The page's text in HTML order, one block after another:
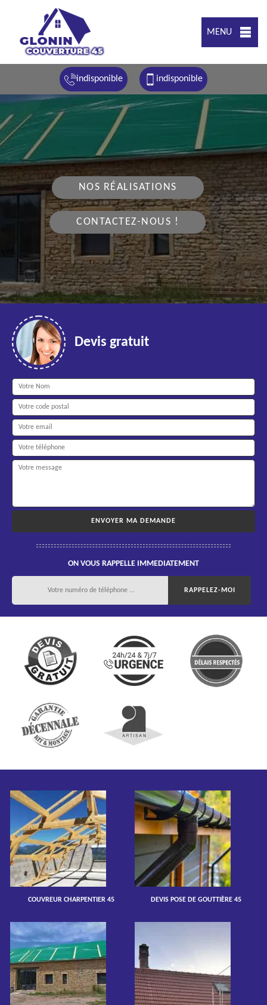
MENU
indisponible indisponible
NOS RÉALISATIONS
CONTACTEZ-NOUS !
Devis gratuit
ON VOUS RAPPELLE IMMEDIATEMENT
COUVREUR CHARPENTIER 45 DEVIS POSE DE GOUTTIÈRE 45